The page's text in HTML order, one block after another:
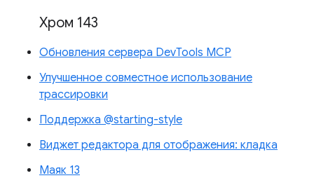
Хром 143
Обновления сервера DevTools MCP
Улучшенное совместное использование
трассировки
Поддержка @starting-style
Виджет редактора для отображения: кладка
Маяк 13